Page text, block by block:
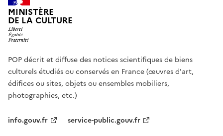
MINISTÈRE
DE LA CULTURE
POP décrit et diffuse des notices scientifiques de biens
culturels étudiés ou conservés en France (œuvres d'art,
édifices ou sites, objets ou ensembles mobiliers,
photographies, etc.)
info.gouv.fr service-public.gouv.fr